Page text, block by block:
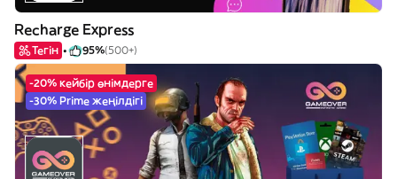
Recharge Express
Тегін 95%(500+)
-20% кейбір өнімдерге
-30% Prime жеңілдігі